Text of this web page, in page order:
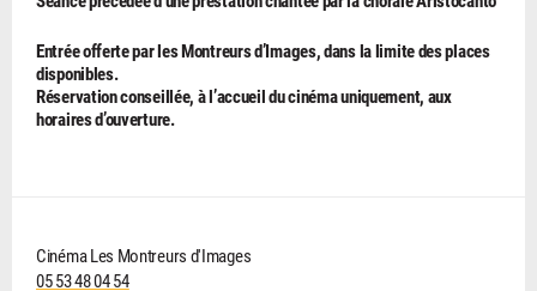
Entrée offerte par les Montreurs d’Images, dans la limite des places
disponibles.
Réservation conseillée, à l’accueil du cinéma uniquement, aux
horaires d’ouverture.
Cinéma Les Montreurs d'Images
05 53 48 04 54